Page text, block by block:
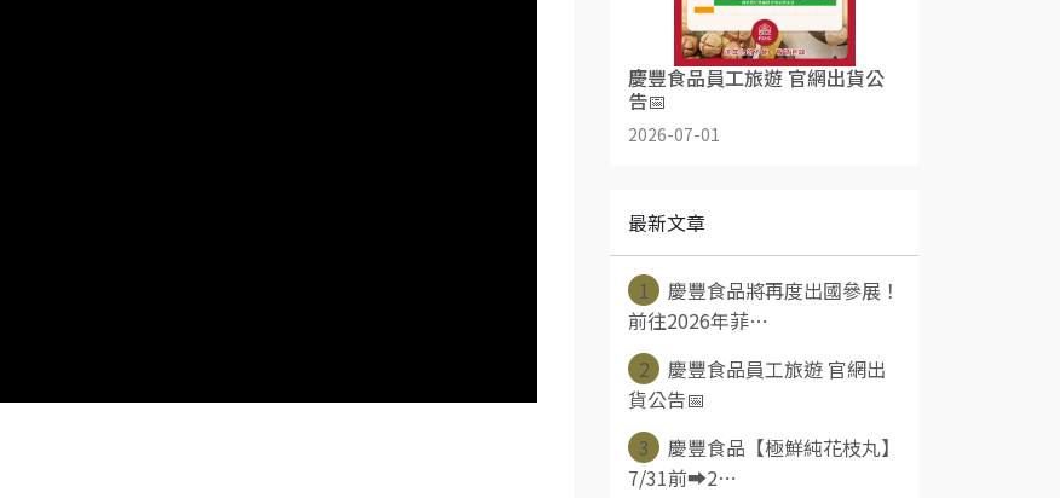
慶豐食品員工旅遊 官網出貨公
告📅
2026-07-01
最新文章
1
慶豐食品將再度出國參展！
前往2026年菲⋯
2
慶豐食品員工旅遊 官網出
貨公告📅
3
慶豐食品【極鮮純花枝丸】
7/31前➡️2⋯